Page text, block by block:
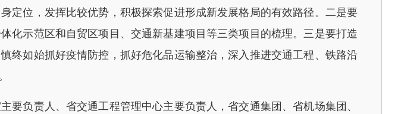
定位，发挥比较优势，积极探索促进形成新发展格局的有效路径。二是要
化示范区和自贸区项目、交通新基建项目等三类项目的梳理。三是要打造
终如始抓好疫情防控，抓好危化品运输整治，深入推进交通工程、铁路沿
负责人、省交通工程管理中心主要负责人，省交通集团、省机场集团、